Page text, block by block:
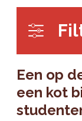
Een op
een kot